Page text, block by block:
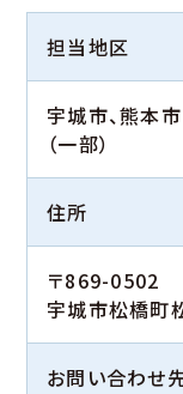
担当地区
宇城市、熊本
（一部）
住所
〒869-0502
宇城市松橋町
お問い合わせ